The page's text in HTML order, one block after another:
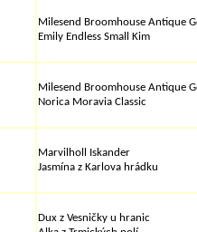
Milesend Broomhouse Antique
Emily Endless Small Kim
Milesend Broomhouse Antique
Norica Moravia Classic
Marvilholl Iskander
Jasmína z Karlova hrádku
Dux z Vesničky u hranic